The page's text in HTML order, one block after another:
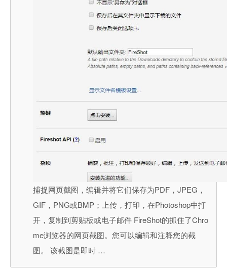
捕捉网页截图，编辑并将它们保存为PDF，JPEG，
GIF，PNG或BMP；上传，打印，在Photoshop中打
开，复制到剪贴板或电子邮件 FireShot的抓住了Chro
me浏览器的网页截图。您可以编辑和注释您的截
图。 该截图是即时 …